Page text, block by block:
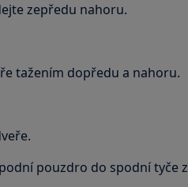
zepředu nahoru.
tažením dopředu a nahoru.
pouzdro do spodní tyče